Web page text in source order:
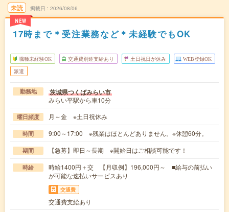
未読
NEW
掲載日 2026/08/06
17時まで＊受注業務など＊未経験でもOK
職種未経験OK 交通費別途支給あり 土日祝日が休み WEB登録OK
派遣
勤務地 茨城県つくばみらい市
みらい平駅から車10分
曜日頻度 月～金 ※土日祝休み
時間 9:00～17:00 ※残業はほとんどありません。※休憩60分。
期間 【急募】即日～長期 ※開始日はご相談可能です！
時給
時給1400円＋交 【月収例】196,000円～ ■給与の前払い
が可能な速払いサービスあり
交通費
交通費支給あり